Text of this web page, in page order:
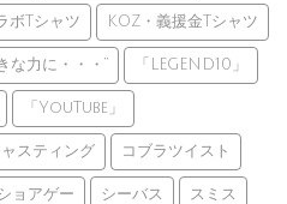
ボTシャツ KOZ・義援金Tシャツ
な力に・・・” 「LEGEND10」
「YouTube」
スティング コブラツイスト
ョアゲー シーバス スミス